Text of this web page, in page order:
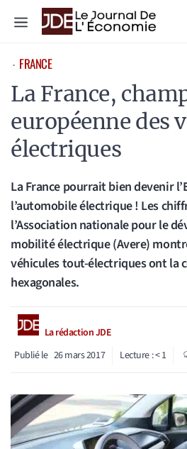
Menu
⋅ FRANCE
La France,
européenne des
électriques
La France pourrait bien devenir
l’automobile électrique ! Les
l’Association nationale pour le
mobilité électrique (Avere)
véhicules tout-électriques ont la
hexagonales.
La rédaction JDE
Publié le 26 mars 2017 Lecture :< 1